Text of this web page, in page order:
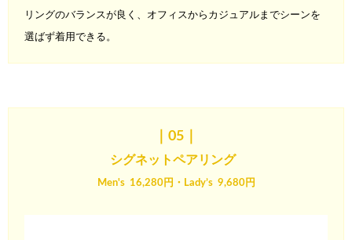
リングのバランスが良く、オフィスからカジュアルまでシーンを
選ばず着用できる。
｜05
シグネットペアリング
Men's 16,280円・Lady’s 9,680円